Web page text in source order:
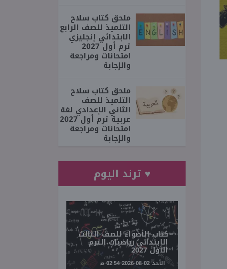
ملحق كتاب سلاح
التلميذ للصف الرابع
الابتدائي إنجليزي
ترم أول 2027
امتحانات ومراجعة
والإجابة
ملحق كتاب سلاح
التلميذ للصف
الثاني الإعدادي لغة
عربية ترم أول 2027
امتحانات ومراجعة
والإجابة
♥ ترند اليوم
كتاب الأضواء للصف الثالث
الابتدائي رياضيات الترم
الأول 2027
الأحد 02-08-2026 02:54 مـ